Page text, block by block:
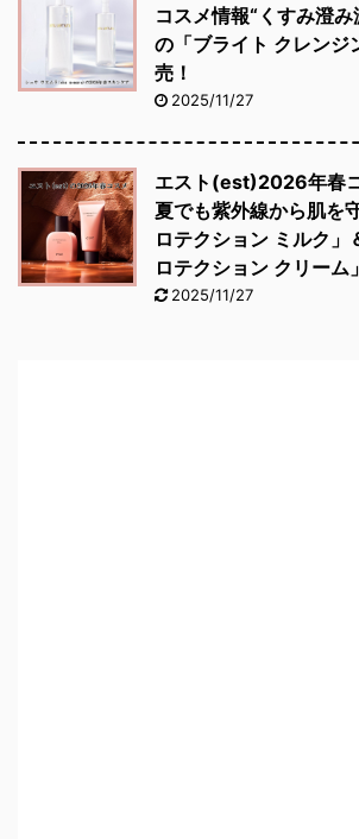
コスメ情報“くすみ澄
の「ブライト クレンジ
売！
2025/11/27
エスト(est)2026年春
夏でも紫外線から肌を
ロテクション ミルク
ロテクション クリーム
2025/11/27